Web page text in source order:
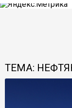
ТЕМА: